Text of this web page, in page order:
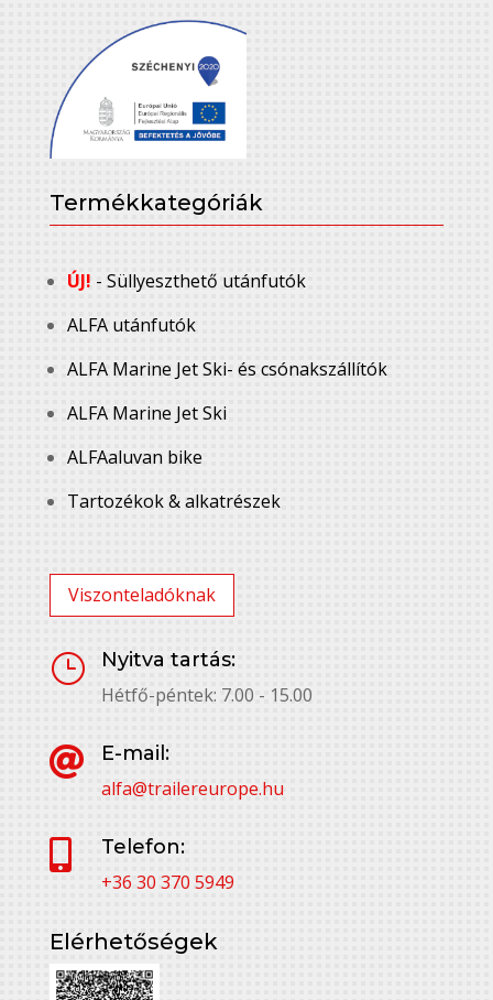
Termékkategóriák
ÚJ! - Süllyeszthető utánfutók
ALFA utánfutók
ALFA Marine Jet Ski- és csónakszállítók
ALFA Marine Jet Ski
ALFAaluvan bike
Tartozékok & alkatrészek
Viszonteladóknak
}
Nyitva tartás:
Hétfő-péntek: 7.00 - 15.00

E-mail:
alfa@trailereurope.hu

Telefon:
+36 30 370 5949
Elérhetőségek